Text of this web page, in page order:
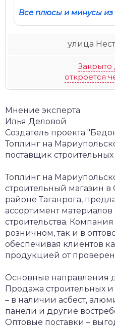
Все плюсы и минусы из
улица
Закрыто
откроется
Мнение эксперта
Илья Деловой
Создатель проекта
Топлинг на
поставщик
Топлинг на
строительный магазин
районе Таганрога,
ассортимент
строительства. Компания
розничном, так и в
обеспечивая клиентов
продукцией от
Основные направления
Продажа строительных
– в наличии асбест,
панели и другие
Оптовые поставки –